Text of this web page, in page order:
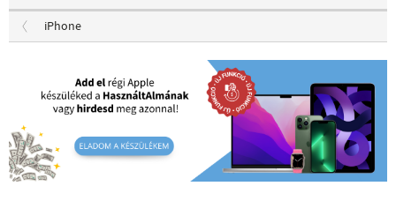
iPhone